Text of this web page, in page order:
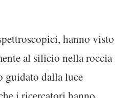
hanno visto
al silicio nella roccia
guidato dalla luce